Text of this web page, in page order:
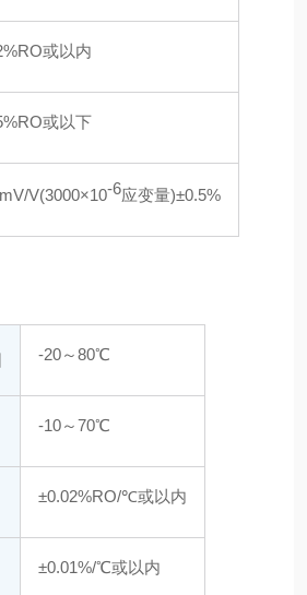
或以内
或以下
V(3000×10-6应变量)±0.5%
-20～80℃
-10～70℃
±0.02%RO/℃或以内
±0.01%/℃或以内